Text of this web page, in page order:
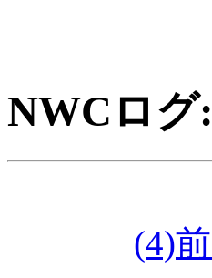
NWCログ
(4)